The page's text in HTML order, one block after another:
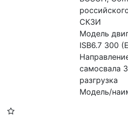
СКЗИ
Модель
ISB6.7 300
самосвала
разгрузка
Модель/